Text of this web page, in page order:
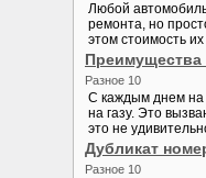
Любой
ремонта, но
этом стоимость
Разное 10
С каждым днем на
на газу. Это
это не
Дубликат
Разное 10